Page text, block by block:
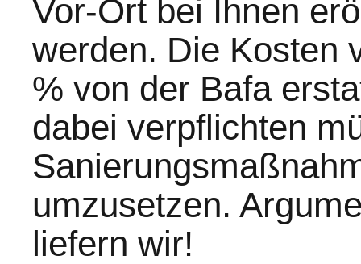
Vor-Ort bei Ihnen
werden. Die Kosten
% von der Bafa
dabei verpflichten
umzusetzen.
liefern wir!